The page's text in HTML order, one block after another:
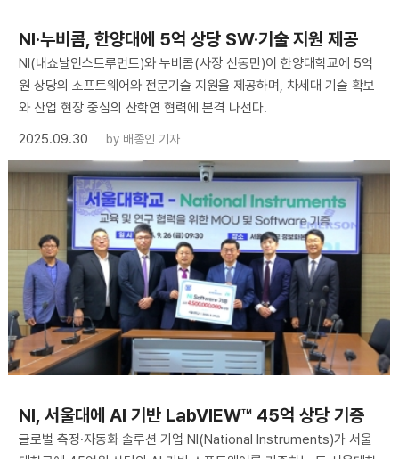
NI·누비콤, 한양대에 5억 상당 SW·기술 지원 제공
NI(내쇼날인스트루먼트)와 누비콤(사장 신동만)이 한양대학교에 5억
원 상당의 소프트웨어와 전문기술 지원을 제공하며, 차세대 기술 확보
와 산업 현장 중심의 산학연 협력에 본격 나선다.
2025.09.30
by 배종인 기자
NI, 서울대에 AI 기반 LabVIEW™ 45억 상당 기증
글로벌 측정·자동화 솔루션 기업 NI(National Instruments)가 서울